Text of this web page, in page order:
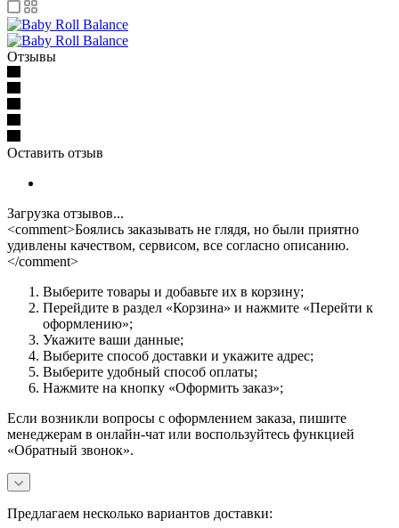
Отзывы
Оставить отзыв
Загрузка отзывов...
<comment>Боялись заказывать не глядя, но были приятно
удивлены качеством, сервисом, все согласно описанию.
</comment>
Выберите товары и добавьте их в корзину;
Перейдите в раздел «Корзина» и нажмите «Перейти к
оформлению»;
Укажите ваши данные;
Выберите способ доставки и укажите адрес;
Выберите удобный способ оплаты;
Нажмите на кнопку «Оформить заказ»;
Если возникли вопросы с оформлением заказа, пишите
менеджерам в онлайн-чат или воспользуйтесь функцией
«Обратный звонок».
Предлагаем несколько вариантов доставки: